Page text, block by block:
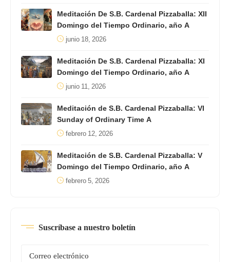
Meditación De S.B. Cardenal Pizzaballa: XII
Domingo del Tiempo Ordinario, año A
junio 18, 2026
Meditación De S.B. Cardenal Pizzaballa: XI
Domingo del Tiempo Ordinario, año A
junio 11, 2026
Meditación de S.B. Cardenal Pizzaballa: VI
Sunday of Ordinary Time A
febrero 12, 2026
Meditación de S.B. Cardenal Pizzaballa: V
Domingo del Tiempo Ordinario, año A
febrero 5, 2026
Suscríbase a nuestro boletín